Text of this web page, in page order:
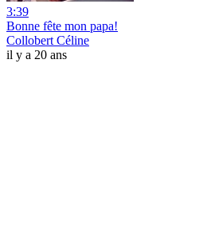
3:39
Bonne fête mon papa!
Collobert Céline
il y a 20 ans